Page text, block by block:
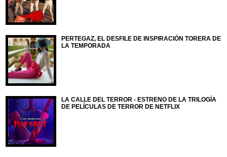
PERTEGAZ, EL DESFILE DE INSPIRACIÓN TORERA DE
LA TEMPORADA
LA CALLE DEL TERROR - ESTRENO DE LA TRILOGÍA
DE PELÍCULAS DE TERROR DE NETFLIX